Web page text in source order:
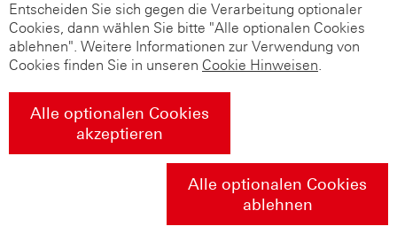
Entscheiden Sie sich gegen die Verarbeitung optionaler
Cookies, dann wählen Sie bitte "Alle optionalen Cookies
ablehnen". Weitere Informationen zur Verwendung von
Cookies finden Sie in unseren Cookie Hinweisen.
Alle optionalen Cookies
akzeptieren
Alle optionalen Cookies
ablehnen